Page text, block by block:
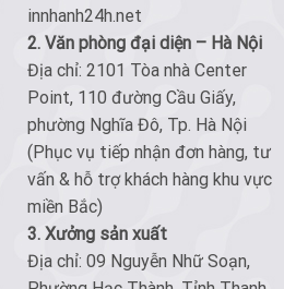
innhanh24h.net
2. Văn phòng đại diện – Hà Nội
Địa chỉ: 2101 Tòa nhà Center
Point, 110 đường Cầu Giấy,
phường Nghĩa Đô, Tp. Hà Nội
(Phục vụ tiếp nhận đơn hàng, tư
vấn & hỗ trợ khách hàng khu vực
miền Bắc)
3. Xưởng sản xuất
Địa chỉ: 09 Nguyễn Nhữ Soạn,